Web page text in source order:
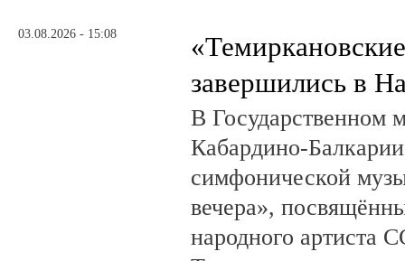
03.08.2026 - 15:08
завершились в
В Государственном
Кабардино-
симфонической
вечера»,
народного артиста